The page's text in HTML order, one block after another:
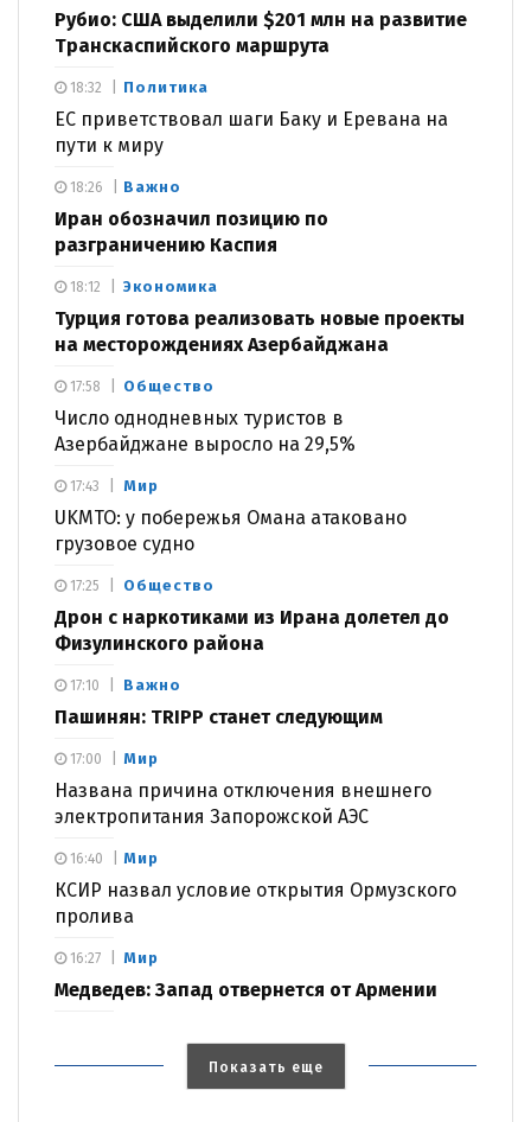
Рубио: США выделили $201 млн на развитие
Транскаспийского маршрута
Политика
ЕС приветствовал шаги Баку и Еревана на
пути к миру
18:32
Важно
Иран обозначил позицию по
разграничению Каспия
18:26
Экономика
Турция готова реализовать новые проекты
на месторождениях Азербайджана
18:12
Общество
Число однодневных туристов в
Азербайджане выросло на 29,5%
17:58
Мир
UKMTO: у побережья Омана атаковано
грузовое судно
17:43
Общество
Дрон с наркотиками из Ирана долетел до
Физулинского района
17:25
Важно
Пашинян: TRIPP станет следующим
17:10
Мир
Названа причина отключения внешнего
электропитания Запорожской АЭС
17:00
Мир
КСИР назвал условие открытия Ормузского
пролива
16:40
Мир
Медведев: Запад отвернется от Армении
16:27
Показать еще